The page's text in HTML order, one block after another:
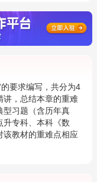
要求编写，共分为4
讲，总结本章的重难
型习题（含历年真
升专科、本科《数
教材的重难点相应